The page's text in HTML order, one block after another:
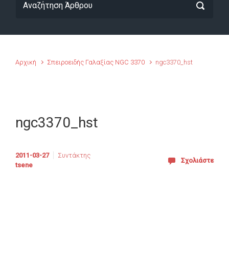
Αρχική Σπειροειδής Γαλαξίας NGC 3370 ngc3370_hst
ngc3370_hst
2011-03-27
Συντάκτης
tsene
Σχολιάστε